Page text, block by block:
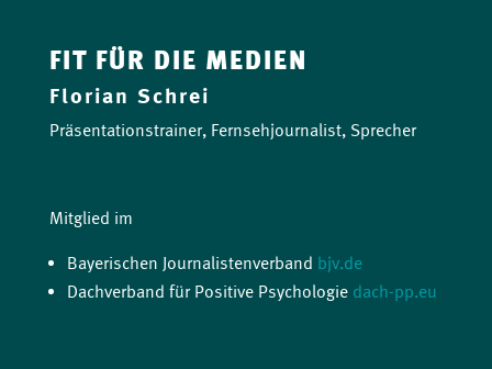
FIT FÜR DIE MEDIEN
Florian Schrei
Präsentationstrainer, Fernsehjournalist, Sprecher
Mitglied im
Bayerischen Journalistenverband bjv.de
Dachverband für Positive Psychologie dach-pp.eu